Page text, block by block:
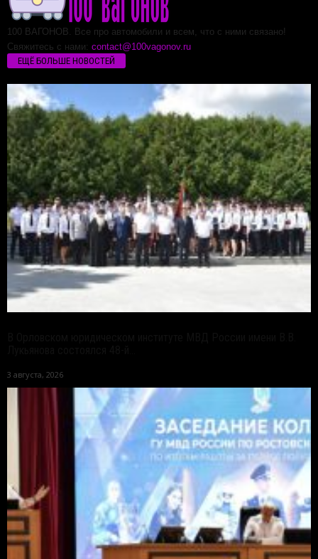
100 ВАГОНОВ. Все про автомобили и всем, что с ними связано!
Свяжитесь с нами: contact@100vagonov.ru
ЕЩЁ БОЛЬШЕ НОВОСТЕЙ
3 августа, 2026